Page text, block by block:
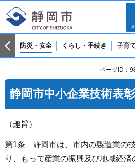
防災・安全 くらし・手続き 子育
ページID：
静岡市中小企業技術表
（趣旨）
第1条 静岡市は、市内の製造業の
り、もって産業の振興及び地域経済